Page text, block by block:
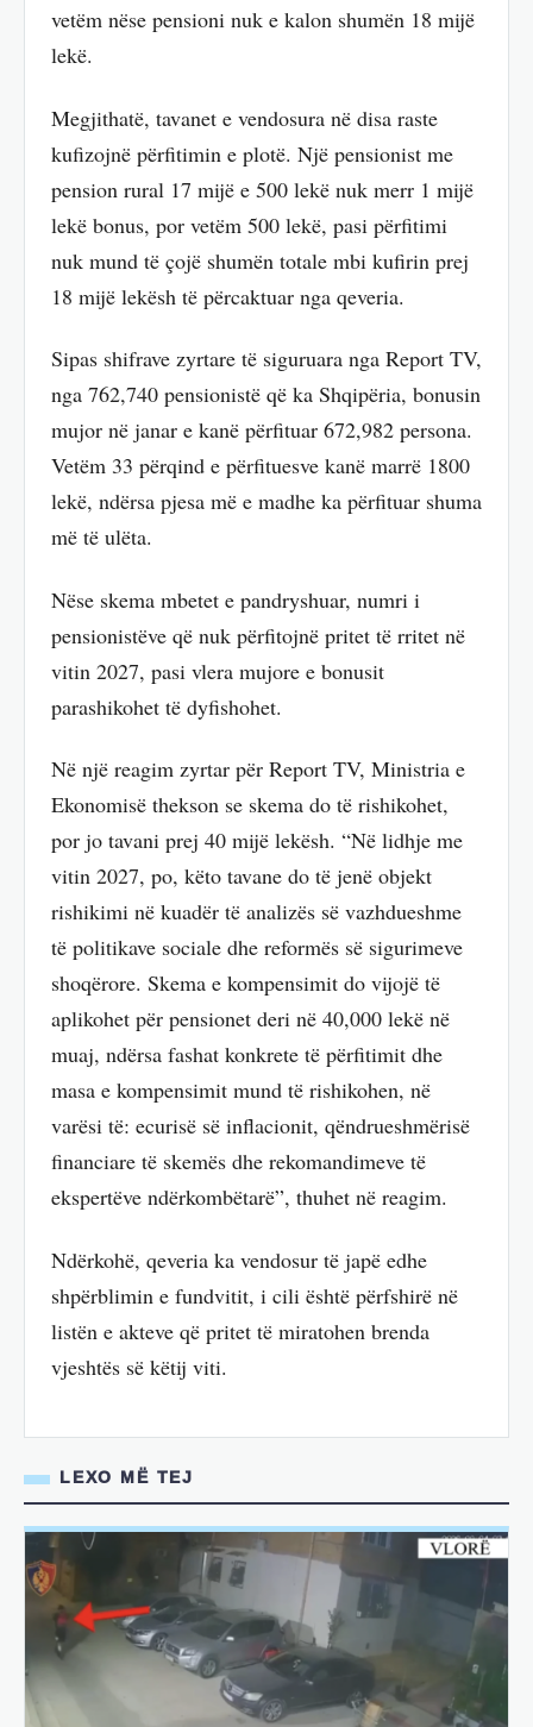
vetëm nëse pensioni nuk e kalon shumën 18 mijë
lekë.
Megjithatë, tavanet e vendosura në disa raste
kufizojnë përfitimin e plotë. Një pensionist me
pension rural 17 mijë e 500 lekë nuk merr 1 mijë
lekë bonus, por vetëm 500 lekë, pasi përfitimi
nuk mund të çojë shumën totale mbi kufirin prej
18 mijë lekësh të përcaktuar nga qeveria.
Sipas shifrave zyrtare të siguruara nga Report TV,
nga 762,740 pensionistë që ka Shqipëria, bonusin
mujor në janar e kanë përfituar 672,982 persona.
Vetëm 33 përqind e përfituesve kanë marrë 1800
lekë, ndërsa pjesa më e madhe ka përfituar shuma
më të ulëta.
Nëse skema mbetet e pandryshuar, numri i
pensionistëve që nuk përfitojnë pritet të rritet në
vitin 2027, pasi vlera mujore e bonusit
parashikohet të dyfishohet.
Në një reagim zyrtar për Report TV, Ministria e
Ekonomisë thekson se skema do të rishikohet,
por jo tavani prej 40 mijë lekësh. “Në lidhje me
vitin 2027, po, këto tavane do të jenë objekt
rishikimi në kuadër të analizës së vazhdueshme
të politikave sociale dhe reformës së sigurimeve
shoqërore. Skema e kompensimit do vijojë të
aplikohet për pensionet deri në 40,000 lekë në
muaj, ndërsa fashat konkrete të përfitimit dhe
masa e kompensimit mund të rishikohen, në
varësi të: ecurisë së inflacionit, qëndrueshmërisë
financiare të skemës dhe rekomandimeve të
ekspertëve ndërkombëtarë”, thuhet në reagim.
Ndërkohë, qeveria ka vendosur të japë edhe
shpërblimin e fundvitit, i cili është përfshirë në
listën e akteve që pritet të miratohen brenda
vjeshtës së këtij viti.
LEXO MË TEJ